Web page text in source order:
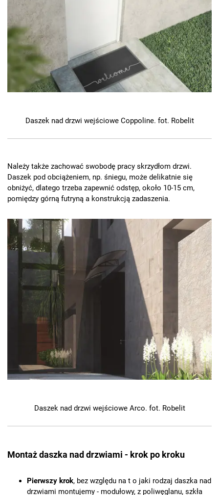
Daszek nad drzwi wejściowe Coppoline. fot. Robelit
Należy także zachować swobodę pracy skrzydłom drzwi.
Daszek pod obciążeniem, np. śniegu, może delikatnie się
obniżyć, dlatego trzeba zapewnić odstęp, około 10-15 cm,
pomiędzy górną futryną a konstrukcją zadaszenia.
Daszek nad drzwi wejściowe Arco. fot. Robelit
Montaż daszka nad drzwiami - krok po kroku
Pierwszy krok, bez względu na t o jaki rodzaj daszka nad
drzwiami montujemy - modułowy, z poliwęglanu, szkła